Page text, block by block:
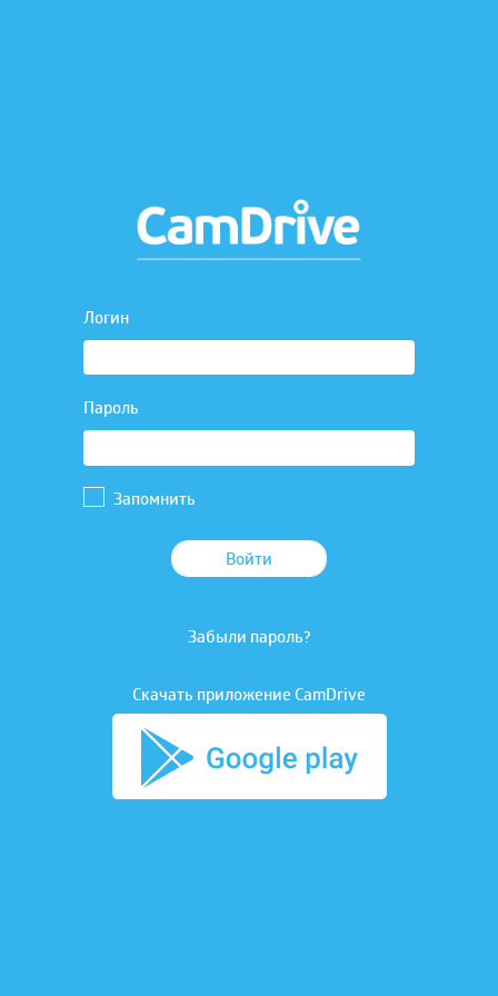
Логин
Пароль
Запомнить
Войти
Забыли пароль?
Скачать приложение CamDrive